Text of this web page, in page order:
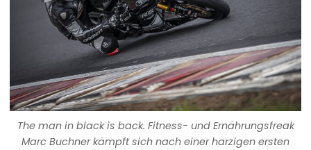
The man in black is back. Fitness- und Ernährungsfreak
Marc Buchner kämpft sich nach einer harzigen ersten